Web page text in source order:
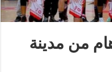
من مدينة